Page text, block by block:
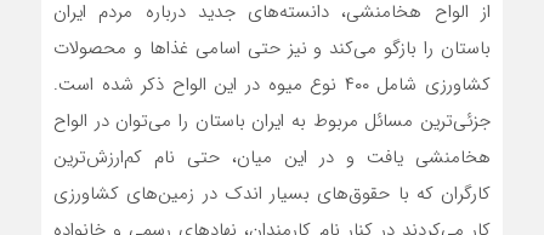
از الواح هخامنشی، دانسته‌های جدید درباره مردم ایران
باستان را بازگو می‌کند و نیز حتی اسامی غذا‌ها و محصولات
کشاورزی شامل ۴۰۰ نوع میوه در این الواح ذکر شده است.
جزئی‌ترین مسائل مربوط به ایران باستان را می‌توان در الواح
هخامنشی یافت و در این میان، حتی نام کم‌ارزش‌ترین
کارگران که با حقوق‌های بسیار اندک در زمین‌های کشاورزی